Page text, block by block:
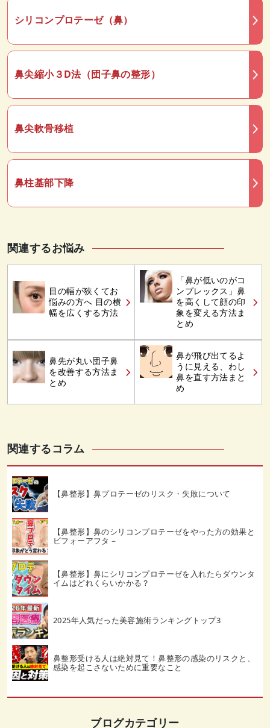
シリコンプロテーゼ（鼻）
鼻尖縮小３D法（団子鼻の整形）
鼻尖軟骨移植
鼻柱基部下降
関連するお悩み
目の幅が狭くてお
悩みの方へ 目の横
幅を広くする方法
「鼻が低いのがコ
ンプレックス」鼻
を高くして顔の印
象を変える方法ま
とめ
鼻先が丸い団子鼻
を改善する方法ま
とめ
鼻が飛び出てるよ
うに見える、わし
鼻を直す方法まと
め
関連するコラム
【鼻整形】鼻プロテーゼのリスク・失敗について
【鼻整形】鼻のシリコンプロテーゼをやった方の効果と
ビフォーアフタ－
【鼻整形】鼻にシリコンプロテーゼを入れたらダウンタ
イムはどれくらいかかる？
2025年人気だった美容施術ランキングトップ3
鼻整形受ける人は絶対見て！鼻整形の感染のリスクと、
感染を起こさないために重要なこと
ブログカテゴリー